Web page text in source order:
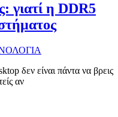
γιατί η DDR5
δεν είναι πάντα να βρεις
αν